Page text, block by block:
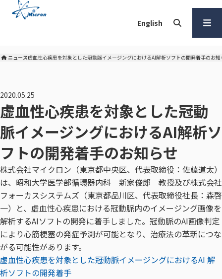
English
ニュー
ニュース虚血性心疾患を対象とした冠動脈イメージングにおけるAI解析ソフトの開発着手のお知
虚血性心疾患を対象とした冠動
脈イメージングにおけるAI解析ソ
フトの開発着手のお知らせ
2020.05.25
株式会社マイクロン（東京都中央区、代表取締役：佐藤道太）
は、昭和大学医学部循環器内科 新家俊郎 教授及び株式会社
フォーカスシステムズ（東京都品川区、代表取締役社長：森啓
一）と、虚血性心疾患における冠動脈内のイメージング画像を
解析するAIソフトの開発に着手しました。冠動脈のAI画像判定
により心筋梗塞の発症予測が可能となり、治療法の革新につな
がる可能性があります。
虚⾎性⼼疾患を対象とした冠動脈イメージングにおけるAI 解
析ソフトの開発着⼿